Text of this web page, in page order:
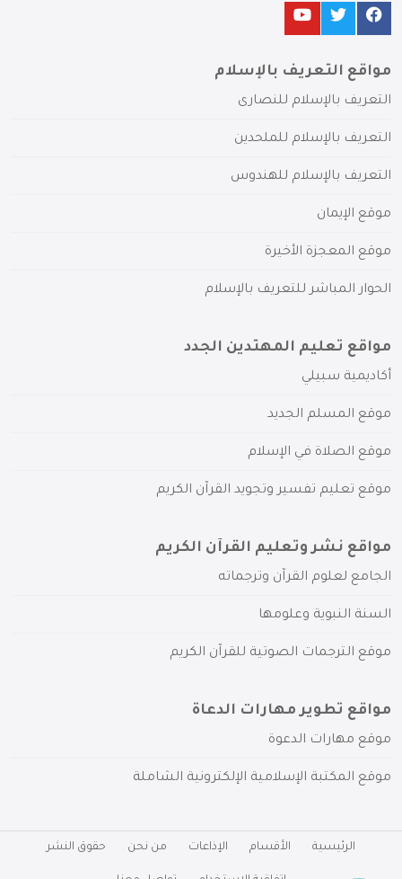
مواقع التعريف بالإسلام
التعريف بالإسلام للنصارى
التعريف بالإسلام للملحدين
التعريف بالإسلام للهندوس
موقع الإيمان
موقع المعجزة الأخيرة
الحوار المباشر للتعريف بالإسلام
مواقع تعليم المهتدين الجدد
أكاديمية سبيلي
موقع المسلم الجديد
موقع الصلاة في الإسلام
موقع تعليم تفسير وتجويد القرآن الكريم
مواقع نشر وتعليم القرآن الكريم
الجامع لعلوم القرآن وترجماته
السنة النبوية وعلومها
موقع الترجمات الصوتية للقرآن الكريم
مواقع تطوير مهارات الدعاة
موقع مهارات الدعوة
موقع المكتبة الإسلامية الإلكترونية الشاملة
الرئيسية الأقسام الإذاعات من نحن حقوق النشر